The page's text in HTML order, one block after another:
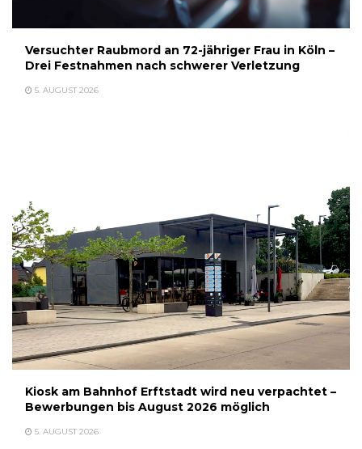
Versuchter Raubmord an 72-jähriger Frau in Köln –
Drei Festnahmen nach schwerer Verletzung
5. AUGUST 2026
Kiosk am Bahnhof Erftstadt wird neu verpachtet –
Bewerbungen bis August 2026 möglich
5. AUGUST 2026